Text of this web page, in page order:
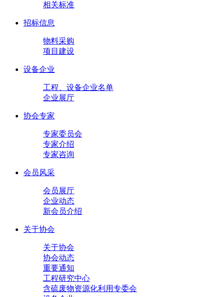
相关标准
招标信息
物料采购
项目建设
设备企业
工程、设备企业名单
企业展厅
协会专家
专家委员会
专家介绍
专家咨询
会员风采
会员展厅
企业动态
新会员介绍
关于协会
关于协会
协会动态
重要通知
工程研究中心
含硫废物资源化利用专委会